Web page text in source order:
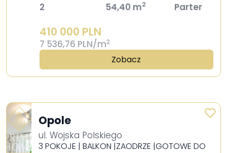
2
54,40 m2
Parter
410 000 PLN
7 536,76 PLN/m2
Zobacz
Opole
ul. Wojska Polskiego
3 POKOJE | BALKON |ZAODRZE |GOTOWE DO